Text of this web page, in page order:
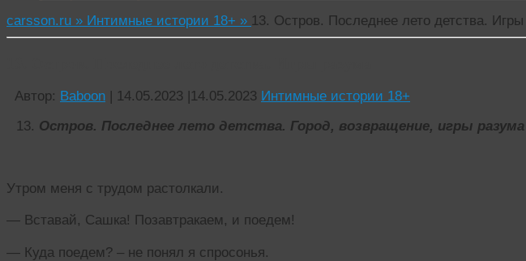
carsson.ru » Интимные истории 18+ » 13. Остров. Последнее лето детства.
Автор: Baboon | 14.05.2023 |14.05.2023 Интимные истории 18+
Остров. Последнее лето детства. Город, возвращение, игры разума
Утром меня с трудом растолкали.
— Вставай, Сашка! Позавтракаем, и поедем!
— Куда поедем? – не понял я спросонья.